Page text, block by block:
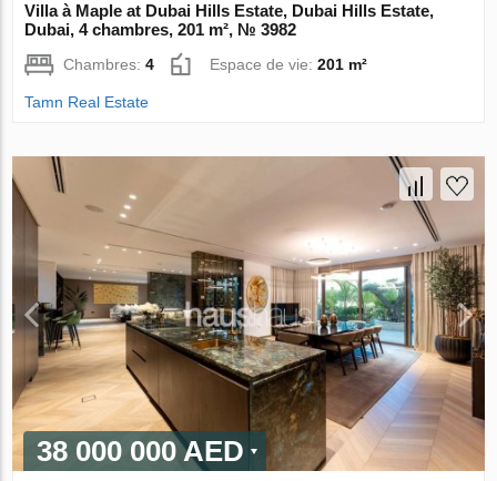
Villa à Maple at Dubai Hills Estate, Dubai Hills Estate,
Dubai, 4 chambres, 201 m², № 3982
Chambres:4 Espace de vie:201 m²
Tamn Real Estate
38 000 000 AED